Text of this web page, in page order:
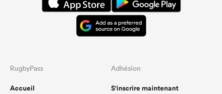
RugbyPass
Accueil
Adhésion
S'inscrire maintenant